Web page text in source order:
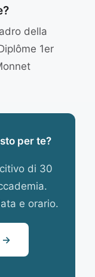
della
1er
per te?
di 30
e orario.
→